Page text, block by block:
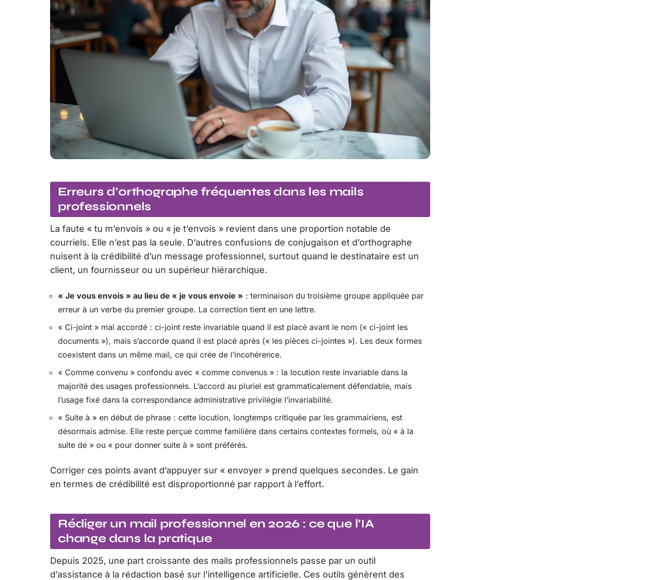
Erreurs d’orthographe fréquentes dans les mails
professionnels
La faute « tu m’envois » ou « je t’envois » revient dans une proportion notable de
courriels. Elle n’est pas la seule. D’autres confusions de conjugaison et d’orthographe
nuisent à la crédibilité d’un message professionnel, surtout quand le destinataire est un
client, un fournisseur ou un supérieur hiérarchique.
« Je vous envois » au lieu de « je vous envoie » : terminaison du troisième groupe appliquée par
erreur à un verbe du premier groupe. La correction tient en une lettre.
« Ci-joint » mal accordé : ci-joint reste invariable quand il est placé avant le nom (« ci-joint les
documents »), mais s’accorde quand il est placé après (« les pièces ci-jointes »). Les deux formes
coexistent dans un même mail, ce qui crée de l’incohérence.
« Comme convenu » confondu avec « comme convenus » : la locution reste invariable dans la
majorité des usages professionnels. L’accord au pluriel est grammaticalement défendable, mais
l’usage fixé dans la correspondance administrative privilégie l’invariabilité.
« Suite à » en début de phrase : cette locution, longtemps critiquée par les grammairiens, est
désormais admise. Elle reste perçue comme familière dans certains contextes formels, où « à la
suite de » ou « pour donner suite à » sont préférés.
Corriger ces points avant d’appuyer sur « envoyer » prend quelques secondes. Le gain
en termes de crédibilité est disproportionné par rapport à l’effort.
Rédiger un mail professionnel en 2026 : ce que l’IA
change dans la pratique
Depuis 2025, une part croissante des mails professionnels passe par un outil
d’assistance à la rédaction basé sur l’intelligence artificielle. Ces outils génèrent des